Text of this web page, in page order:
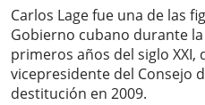
Carlos Lage fue una de las
Gobierno cubano durante la
primeros años del siglo
vicepresidente del Consejo
destitución en 2009.